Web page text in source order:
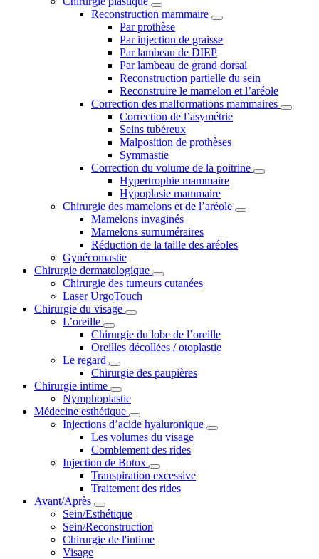
Reconstruction mammaire
Par prothèse
Par injection de graisse
Par lambeau de DIEP
Par lambeau de grand dorsal
Reconstruction partielle du sein
Reconstruire le mamelon et l’aréole
Correction des malformations mammaires
Correction de l’asymétrie
Seins tubéreux
Malposition de prothèses
Symmastie
Correction du volume de la poitrine
Hypertrophie mammaire
Hypoplasie mammaire
Chirurgie des mamelons et de l’aréole
Mamelons invaginés
Mamelons surnuméraires
Réduction de la taille des aréoles
Gynécomastie
Chirurgie dermatologique
Chirurgie des tumeurs cutanées
Laser UrgoTouch
Chirurgie du visage
L’oreille
Chirurgie du lobe de l’oreille
Oreilles décollées / otoplastie
Le regard
Chirurgie des paupières
Chirurgie intime
Nymphoplastie
Médecine esthétique
Injections d’acide hyaluronique
Les volumes du visage
Comblement des rides
Injection de Botox
Transpiration excessive
Traitement des rides
Avant/Après
Sein/Esthétique
Sein/Reconstruction
Chirurgie de l'intime
Visage